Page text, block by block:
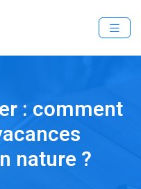
: comment
nature ?